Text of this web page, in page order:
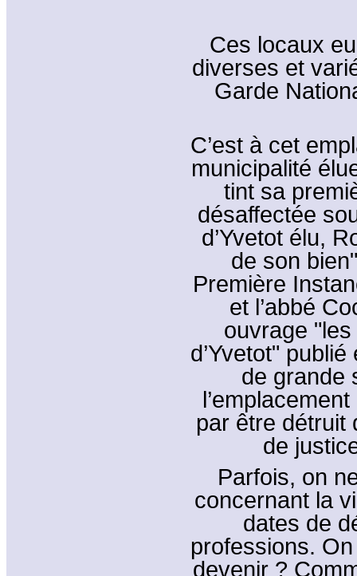
Ces locaux
diverses et
Garde
C’est à cet
municipalité
tint sa
désaffectée
d’Yvetot élu,
de son
Première
et l’abbé
ouvrage "les
d’Yvetot"
de grande
par être détruit
de
Parfois, on
concernant la
dates de
professions.
devenir ?